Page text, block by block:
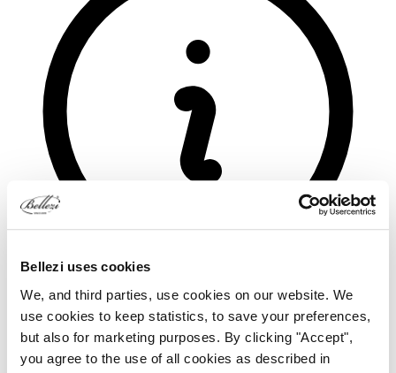
Bellezi uses cookies
We, and third parties, use cookies on our website. We
use cookies to keep statistics, to save your preferences,
but also for marketing purposes. By clicking "Accept",
you agree to the use of all cookies as described in